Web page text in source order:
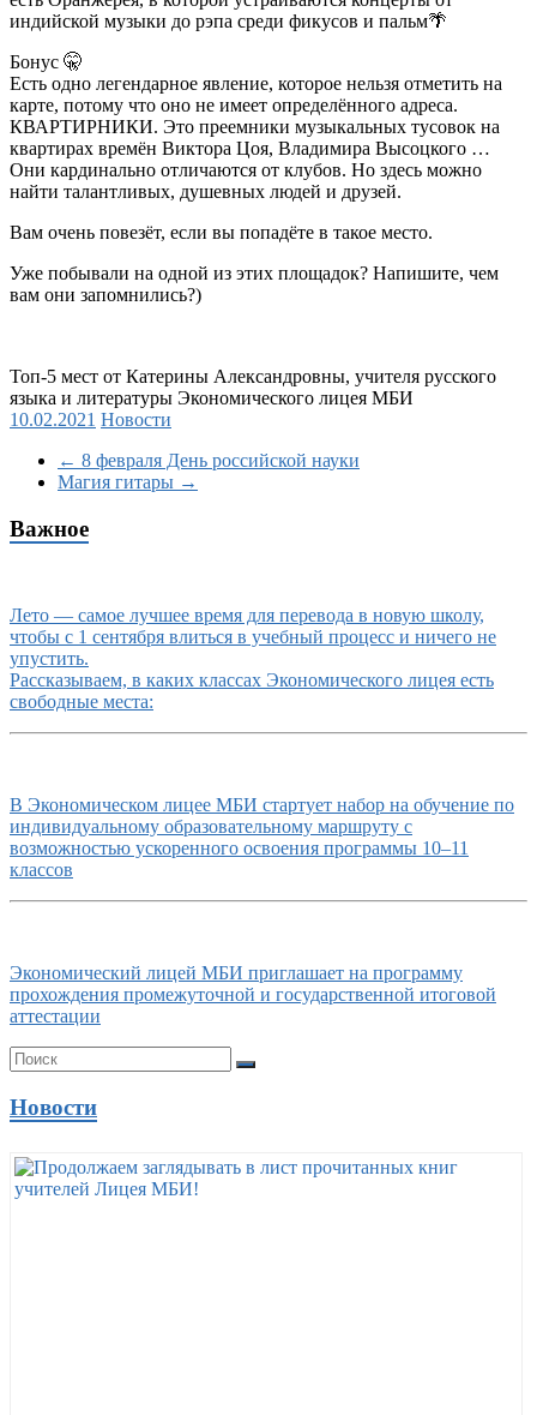
индийской музыки до рэпа среди фикусов и пальм🌴
Бонус 🤫
Есть одно легендарное явление, которое нельзя отметить на
карте, потому что оно не имеет определённого адреса.
КВАРТИРНИКИ. Это преемники музыкальных тусовок на
квартирах времён Виктора Цоя, Владимира Высоцкого …
Они кардинально отличаются от клубов. Но здесь можно
найти талантливых, душевных людей и друзей.
Вам очень повезёт, если вы попадёте в такое место.
Уже побывали на одной из этих площадок? Напишите, чем
вам они запомнились?)
Топ-5 мест от Катерины Александровны, учителя русского
языка и литературы Экономического лицея МБИ
10.02.2021 Новости
← 8 февраля День российской науки
Магия гитары →
Важное
Лето — самое лучшее время для перевода в новую школу,
чтобы с 1 сентября влиться в учебный процесс и ничего не
упустить.
Рассказываем, в каких классах Экономического лицея есть
свободные места:
В Экономическом лицее МБИ стартует набор на обучение по
индивидуальному образовательному маршруту с
возможностью ускоренного освоения программы 10–11
классов
Экономический лицей МБИ приглашает на программу
прохождения промежуточной и государственной итоговой
аттестации
Новости